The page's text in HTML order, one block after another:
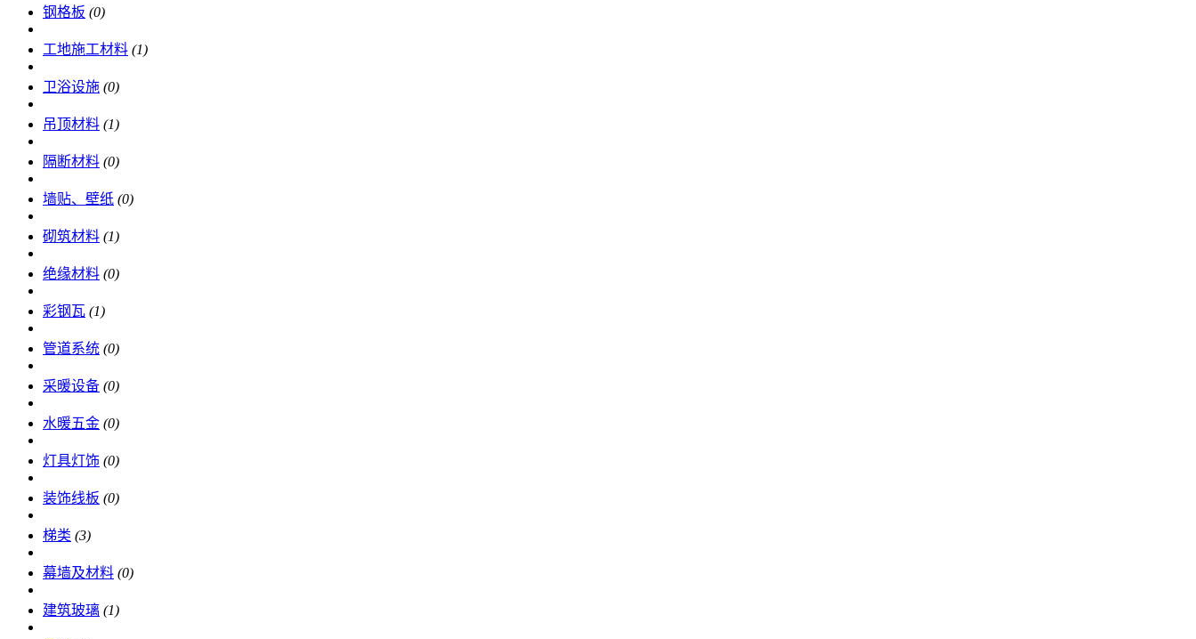
钢格板 (0)
工地施工材料 (1)
卫浴设施 (0)
吊顶材料 (1)
隔断材料 (0)
墙贴、壁纸 (0)
砌筑材料 (1)
绝缘材料 (0)
彩钢瓦 (1)
管道系统 (0)
采暖设备 (0)
水暖五金 (0)
灯具灯饰 (0)
装饰线板 (0)
梯类 (3)
幕墙及材料 (0)
建筑玻璃 (1)